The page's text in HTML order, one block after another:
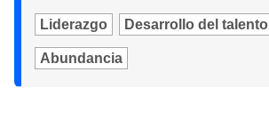
Liderazgo Desarrollo del talento
Abundancia